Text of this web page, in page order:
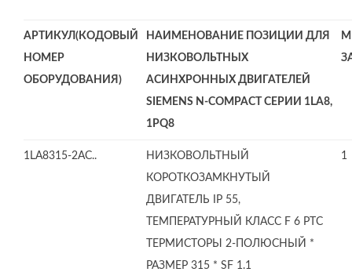
АРТИКУЛ(КОДОВЫЙ
НОМЕР
ОБОРУДОВАНИЯ)
НАИМЕНОВАНИЕ ПОЗИЦИИ ДЛЯ
НИЗКОВОЛЬТНЫХ
АСИНХРОННЫХ ДВИГАТЕЛЕЙ
SIEMENS N-COMPACT СЕРИИ 1LA8,
1PQ8
1LA8315-2AC..
НИЗКОВОЛЬТНЫЙ
КОРОТКОЗАМКНУТЫЙ
ДВИГАТЕЛЬ IP 55,
ТЕМПЕРАТУРНЫЙ КЛАСС F 6 PTC
ТЕРМИСТОРЫ 2-ПОЛЮСНЫЙ *
РАЗМЕР 315 * SF 1.1
1